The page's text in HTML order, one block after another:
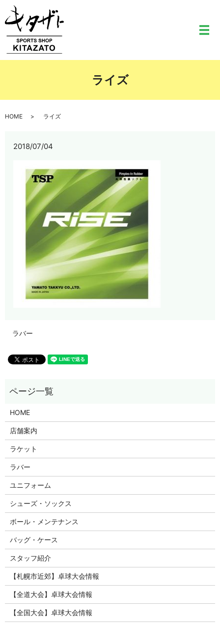
メ
ライズ
HOME ライズ
2018/07/04
ラバー
HOME
店舗案内
ラケット
ラバー
ユニフォーム
シューズ・ソックス
ボール・メンテナンス
バッグ・ケース
スタッフ紹介
【札幌市近郊】卓球大会情報
【全道大会】卓球大会情報
【全国大会】卓球大会情報